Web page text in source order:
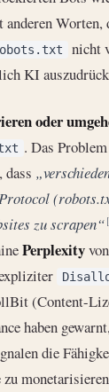
Worten,
nicht
KI
oder
. Das
dass
zu scrapen“
Perplexity
(Content-
haben
die